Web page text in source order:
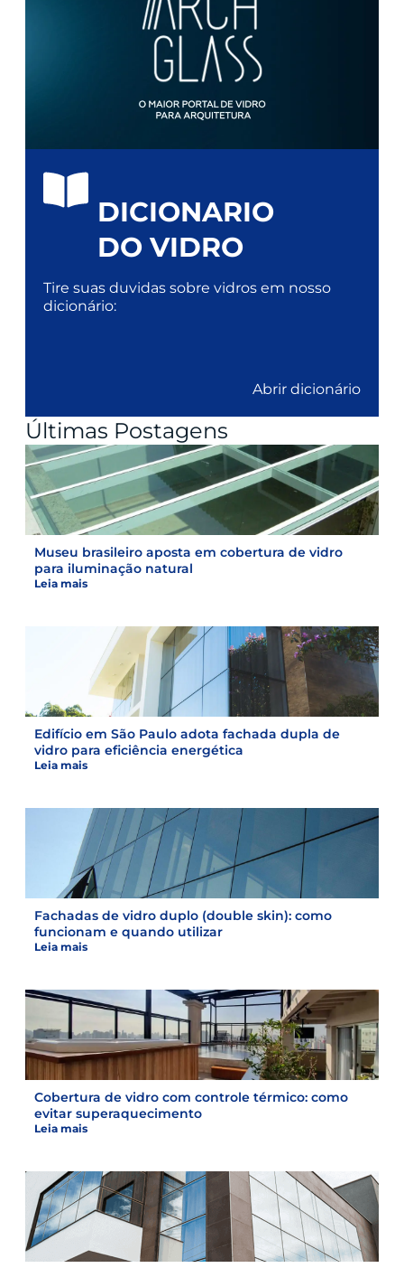
DICIONARIO
DO VIDRO
Tire suas duvidas sobre vidros em nosso
dicionário:
Abrir dicionário
Últimas Postagens
Museu brasileiro aposta em cobertura de vidro
para iluminação natural
Leia mais
Edifício em São Paulo adota fachada dupla de
vidro para eficiência energética
Leia mais
Fachadas de vidro duplo (double skin): como
funcionam e quando utilizar
Leia mais
Cobertura de vidro com controle térmico: como
evitar superaquecimento
Leia mais